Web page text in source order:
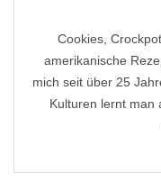
Cookies,
amerikanische
mich seit über 25
Kulturen lernt man